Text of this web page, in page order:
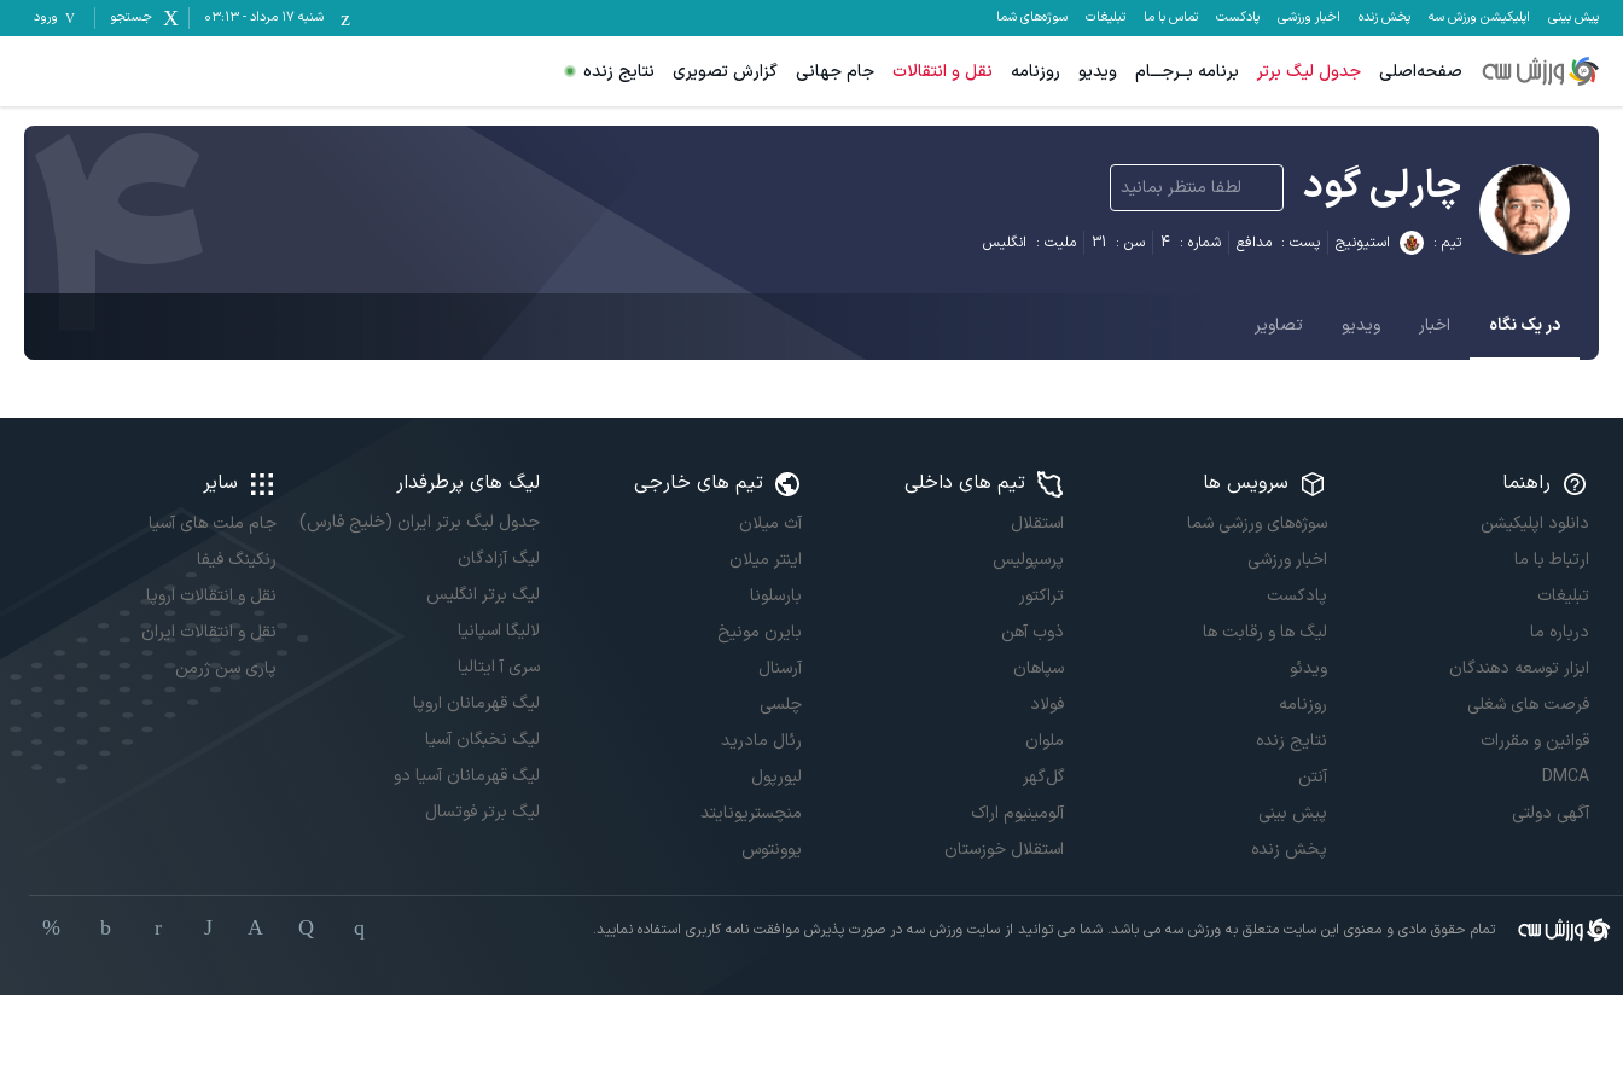
پیش بینی اپلیکیشن ورزش سه پخش زنده اخبار ورزشی پادکست تماس با ما تبلیغات سوژه‌های شما شنبه ۱۷ مرداد -
03:13 جستجو ورود
صفحه‌اصلی جدول لیگ برتر برنامه بــرجـــام ویدیو روزنامه نقل و انتقالات جام جهانی گزارش تصویری نتایج زنده
چارلی گود لطفا منتظر بمانید
تیم : استیونیج پست : مدافع شماره : 4 سن : 31 ملیت : انگلیس 4 در یک نگاه اخبار ویدیو تصاویر
راهنما
دانلود اپلیکیشن
ارتباط با ما
تبلیغات
درباره ما
ابزار توسعه دهندگان
فرصت های شغلی
قوانین و مقررات
DMCA
آگهی دولتی
سرویس ها
سوژه‌های ورزشی شما
اخبار ورزشی
پادکست
لیگ ها و رقابت ها
ویدئو
روزنامه
نتایج زنده
آنتن
پیش بینی
پخش زنده
تیم های داخلی
استقلال
پرسپولیس
تراکتور
ذوب آهن
سپاهان
فولاد
ملوان
گل‌گهر
آلومینیوم اراک
استقلال خوزستان
تیم های خارجی
آث میلان
اینتر میلان
بارسلونا
بایرن مونیخ
آرسنال
چلسی
رئال مادرید
لیورپول
منچستریونایتد
یوونتوس
لیگ های پرطرفدار
جدول لیگ برتر ایران (خلیج فارس)
لیگ آزادگان
لیگ برتر انگلیس
لالیگا اسپانیا
سری آ ایتالیا
لیگ قهرمانان اروپا
لیگ نخبگان آسیا
لیگ قهرمانان آسیا دو
لیگ برتر فوتسال
سایر
جام ملت های آسیا
رنکینگ فیفا
نقل و انتقالات اروپا
نقل و انتقالات ایران
پاری سن ژرمن
تمام حقوق مادی و معنوی این سایت متعلق به ورزش سه می باشد. شما می توانید از سایت ورزش سه در صورت پذیرش موافقت نامه کاربری استفاده نمایید.